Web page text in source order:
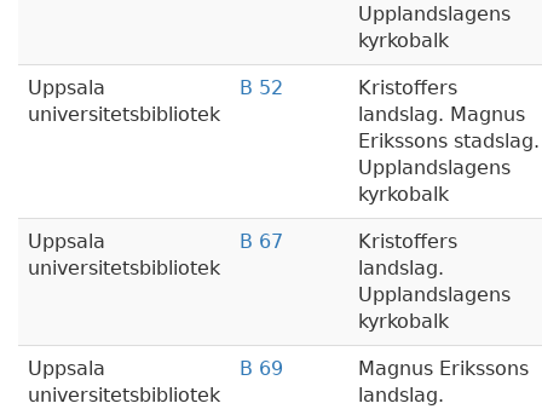
Upplandslagens
kyrkobalk
Uppsala
universitetsbibliotek
B 52
Kristoffers
landslag. Magnus
Erikssons stadslag.
Upplandslagens
kyrkobalk
Uppsala
universitetsbibliotek
B 67
Kristoffers
landslag.
Upplandslagens
kyrkobalk
Uppsala
universitetsbibliotek
B 69
Magnus Erikssons
landslag.